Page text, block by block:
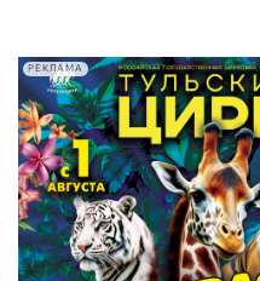
РЕКЛАМА